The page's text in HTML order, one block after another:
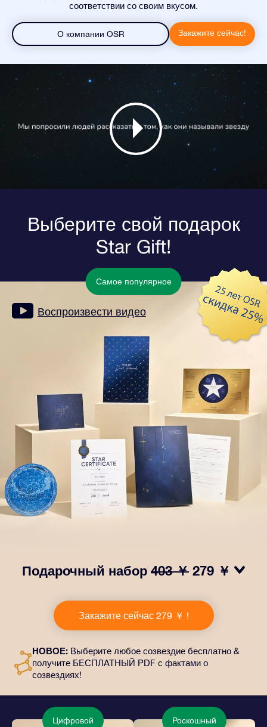
соответствии со своим вкусом.
О компании OSR Закажите сейчас!
Выберите свой подарок
Star Gift!
Самое популярное
Воспроизвести видео
Подарочный набор 403 ￥ 279 ￥
заблестели с нашим подарочным набором OSR! В
него входит красивый конверт и
персонализированные документы, которые будут
цифровые материалы и возможность бесплатно
пользоваться нашими приложениями. Это
волшебный и вечный подарок друзьям и любимым.
Закажите сейчас 279 ￥ !
НОВОЕ: Выберите любое созвездие бесплатно &
получите БЕСПЛАТНЫЙ PDF с фактами о
созвездиях!
Цифровой Роскошный